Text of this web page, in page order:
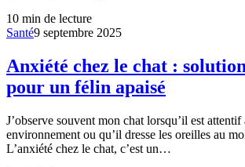
10 min de lecture
Santé9 septembre 2025
Anxiété chez le chat :
pour un félin apaisé
J’observe souvent mon chat lorsqu’il est attentif
environnement ou qu’il dresse les oreilles au
L’anxiété chez le chat, c’est un…